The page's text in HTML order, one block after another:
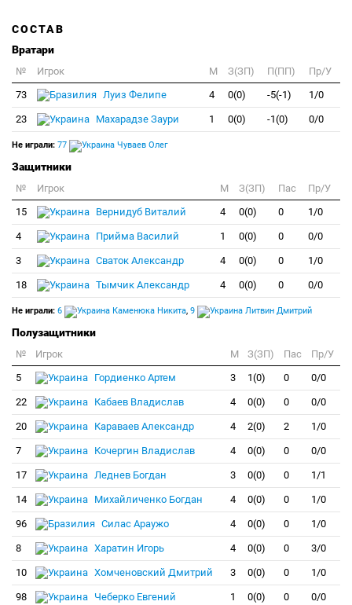
СОСТАВ
Вратари
№ Игрок M З(ЗП) П(ПП)
Пр/У
73
Луиз Фелипе 4 0(0) -5(-1) 1/0
23 Махарадзе Заури 1 0(0) -1(0) 0/0
Не играли: 77 Чуваев Олег
Защитники
№ Игрок M З(ЗП) Пас
Пр/У
15
Вернидуб Виталий 4 0(0) 0 1/0
4 Прийма Василий 1 0(0) 0 0/0
3 Сваток Александр 4 0(0) 0 1/0
18 Тымчик Александр 4 0(0) 0 0/0
Не играли: 6 Каменюка Никита, 9 Литвин Дмитрий
Полузащитники
№ Игрок M З(ЗП) Пас
Пр/У
5
Гордиенко Артем 3 1(0) 0 0/0
22 Кабаев Владислав 4 0(0) 0 0/0
20 Караваев Александр 4 2(0) 2 1/0
7 Кочергин Владислав 4 0(0) 0 0/0
17 Леднев Богдан 3 0(0) 0 1/1
14 Михайличенко Богдан 4 0(0) 0 1/0
96 Силас Араужо 4 0(0) 0 1/0
8 Харатин Игорь 4 0(0) 0 3/0
10 Хомченовский Дмитрий 3 0(0) 0 1/0
98 Чеберко Евгений 1 0(0) 0 0/0